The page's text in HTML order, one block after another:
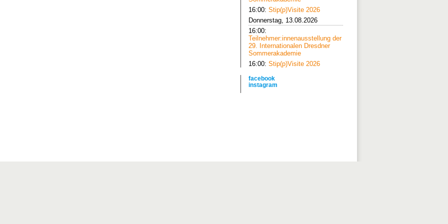
16:00: Stip(p)Visite 2026
Donnerstag, 13.08.2026
16:00:
Teilnehmer:innenausstellung der
29. Internationalen Dresdner
Sommerakademie
16:00: Stip(p)Visite 2026
facebook
instagram